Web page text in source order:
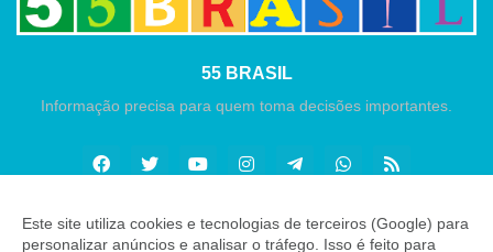
55 BRASIL
Informação precisa para quem toma decisões importantes.
Este site utiliza cookies e tecnologias de terceiros (Google) para
personalizar anúncios e analisar o tráfego. Isso é feito para